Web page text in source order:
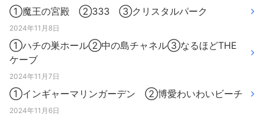
①魔王の宮殿 ②333 ③クリスタルパーク
2024年11月8日
①ハチの巣ホール②中の島チャネル③なるほどTHE
ケーブ
2024年11月7日
①インギャーマリンガーデン ②博愛わいわいビーチ
2024年11月6日